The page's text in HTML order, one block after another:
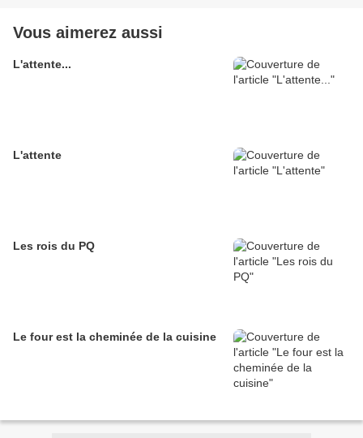
Vous aimerez aussi
L'attente...
L'attente
Les rois du PQ
Le four est la cheminée de la cuisine